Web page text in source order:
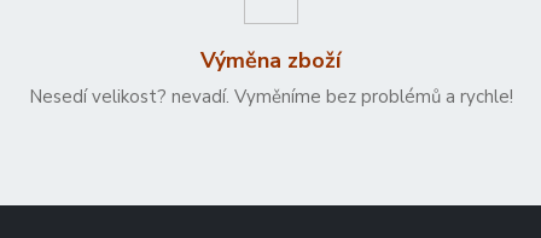
Výměna zboží
Nesedí velikost? nevadí. Vyměníme bez problémů a rychle!